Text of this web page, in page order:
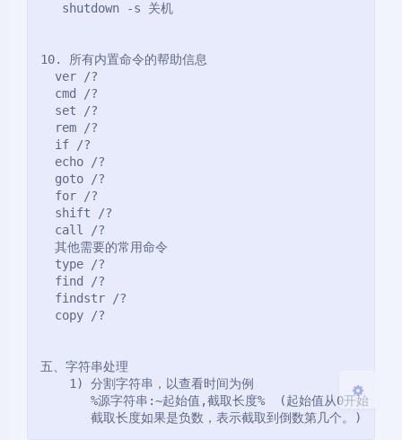
暗黑模式
   shutdown -s 关机
10. 所有内置命令的帮助信息
  ver /?
  cmd /?
  set /?
  rem /?
  if /?
  echo /?
  goto /?
  for /?
  shift /?
  call /?
  其他需要的常用命令
  type /?
  find /?
  findstr /?
  copy /?
五、字符串处理
    1) 分割字符串，以查看时间为例
%源字符串:~起始值,截取长度%  (起始值从0开始；截
       截取长度如果是负数，表示截取到倒数第几个。)